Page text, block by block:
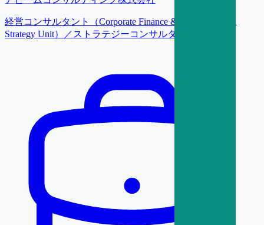
経営コンサルタント（Corporate Finance & Transformation
Strategy Unit）／ストラテジーコンサルタント【東京】